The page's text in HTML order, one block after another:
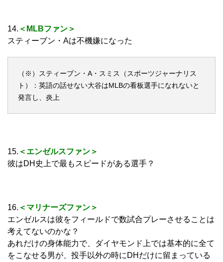
14. ＜MLBファン＞
スティーブン・Aは不機嫌になった
（※）スティーブン・A・スミス（スポーツジャーナリス
ト）：英語の話せない大谷はMLBの看板選手になれないと
発言し、炎上
15. ＜エンゼルスファン＞
彼はDH史上で最もスピードがある選手？
16. ＜マリナーズファン＞
エンゼルスは彼をフィールドで数試合プレーさせることは
考えてないのかな？
あれだけの身体能力で、ダイヤモンド上では基本的に全て
をこなせる男が、投手以外の時にDHだけに留まっている